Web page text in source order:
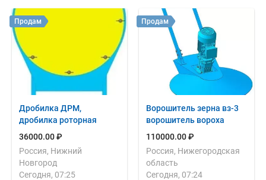
Дробилка ДРМ,
дробилка роторная
36000.00 ₽
Россия, Нижний
Новгород
Сегодня, 07:25
Продам
Ворошитель зерна вз-3
ворошитель вороха
110000.00 ₽
Россия, Нижегородская
область
Сегодня, 07:24
Продам